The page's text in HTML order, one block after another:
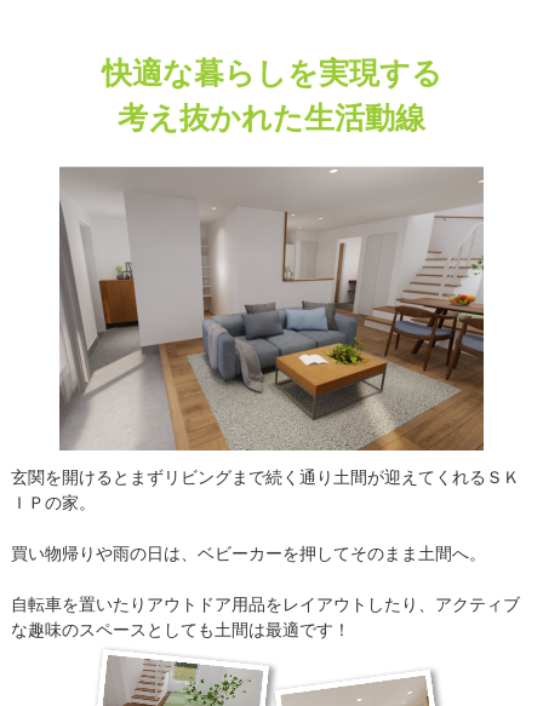
快適な暮らしを実現する
考え抜かれた生活動線
玄関を開けるとまずリビングまで続く通り土間が迎えてくれるＳＫ
ＩＰの家。
買い物帰りや雨の日は、ベビーカーを押してそのまま土間へ。
自転車を置いたりアウトドア用品をレイアウトしたり、アクティブ
な趣味のスペースとしても土間は最適です！